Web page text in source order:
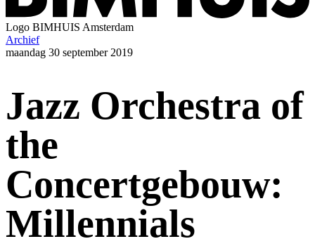
Logo BIMHUIS Amsterdam
Archief
maandag 30 september 2019
Jazz Orchestra of
the
Concertgebouw:
Millennials